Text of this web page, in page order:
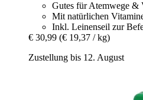
Gutes für Atemwege &
Mit natürlichen
Inkl. Leinenseil zur
€ 30,99 (€ 19,37 / kg)
Zustellung bis 12. August